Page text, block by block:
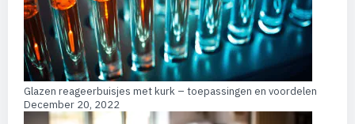
Glazen reageerbuisjes met kurk – toepassingen en voordelen
December 20, 2022